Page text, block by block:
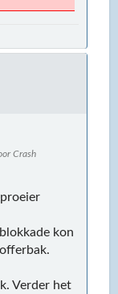
Crash
kon
Verder het